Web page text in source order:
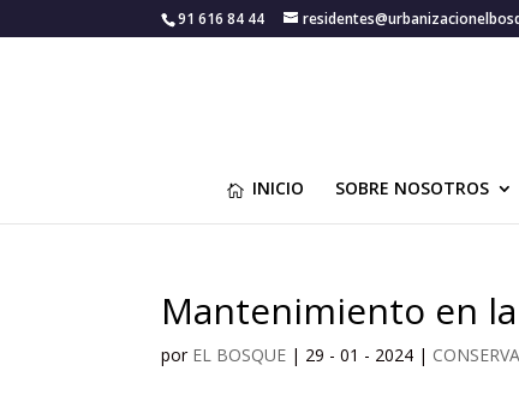
91 616 84 44
INICIO SOBRE NOSOTROS
Mantenimiento en
por EL BOSQUE | 29 - 01 - 2024 |